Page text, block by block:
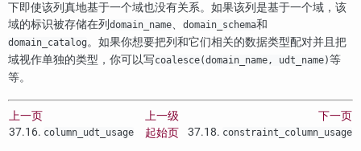
下即使该列真地基于一个域也没有关系。如果该列是基于一个域，该
域的标识被存储在列 domain_name、 domain_schema和
domain_catalog。如果你想要把列和它们相关的数据类型配对并且把
域视作单独的类型，你可以写coalesce(domain_name, udt_name)等
等。
上一页 上一级
下一页
37.16. column_udt_usage 起始页 37.18. constraint_column_usage